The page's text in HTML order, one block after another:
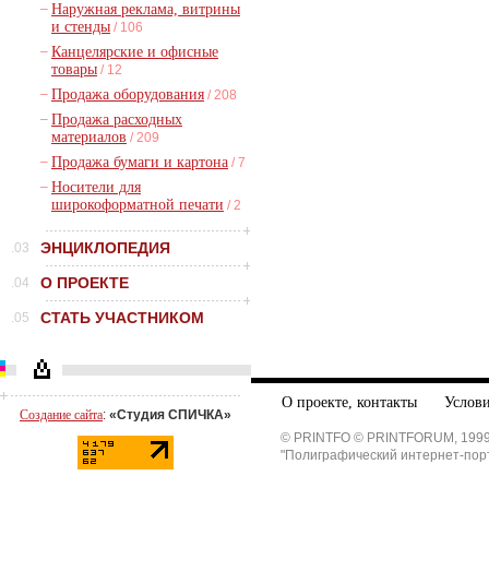
– Наружная реклама, витрины
и стенды / 106
– Канцелярские и офисные
товары / 12
– Продажа оборудования / 208
– Продажа расходных
материалов / 209
– Продажа бумаги и картона / 7
– Носители для
широкоформатной печати / 2
.03 ЭНЦИКЛОПЕДИЯ
.04 О ПРОЕКТЕ
.05 СТАТЬ УЧАСТНИКОМ
Создание сайта: «Студия СПИЧКА»
О проекте, контакты
© PRINTFO © PRINTFORUM,
"Полиграфический интернет-